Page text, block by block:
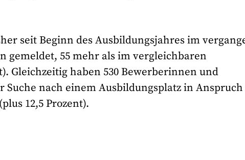
seit Beginn des Ausbildungsjahres im
gemeldet, 55 mehr als im vergleichbaren
Gleichzeitig haben 530 Bewerberinnen und
Suche nach einem Ausbildungsplatz in Anspruch
12,5 Prozent).